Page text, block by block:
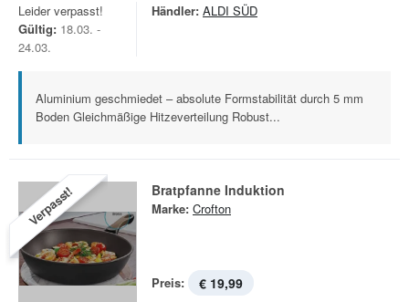
Leider verpasst!
Gültig: 18.03. -
24.03.
Händler: ALDI SÜD
Aluminium geschmiedet – absolute Formstabilität durch 5 mm
Boden Gleichmäßige Hitzeverteilung Robust...
Verpasst! Bratpfanne Induktion
Marke: Crofton
Preis: € 19,99